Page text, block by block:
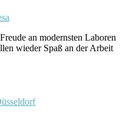
an modernsten Laboren
wieder Spaß an der Arbeit